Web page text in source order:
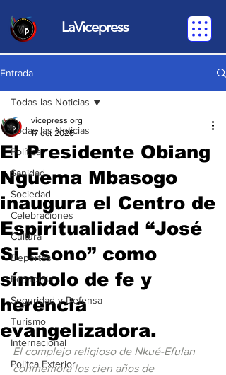
LaVicepress
Entrada
Todas las Noticias
Política
Sanidad
Sociedad
Celebraciones
Cultura
Deportes
Economia
Seguridad y Defensa
Turismo
Internacional
Politca Exterior
Todas las Noticias
El Presidente Obiang
Nguema Mbasogo
inaugura el Centro de
Espiritualidad “José
Si Esono” como
símbolo de fe y
herencia
evangelizadora.
vicepress org
17 oct 2025
El complejo religioso de Nkué-Efulan
conmemora los cien años de